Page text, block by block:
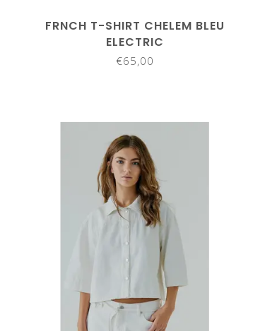
FRNCH T-SHIRT CHELEM BLEU
ELECTRIC
€65,00